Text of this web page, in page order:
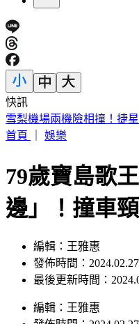
快訊
周子瑜、葉舒華入圍2026
首頁
娛樂
79歲寶島歌
邊」！撞車
編輯：王雅惠
發佈時間：
最後更新時間：
編輯 ： 王雅惠